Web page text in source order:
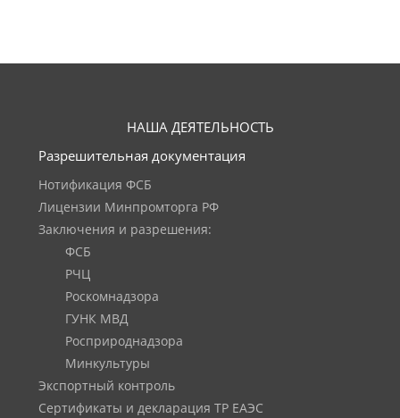
НАША ДЕЯТЕЛЬНОСТЬ
Разрешительная документация
Нотификация ФСБ
Лицензии Минпромторга РФ
Заключения и разрешения:
ФСБ
РЧЦ
Роскомнадзора
ГУНК МВД
Росприроднадзора
Минкультуры
Экспортный контроль
Сертификаты и декларация ТР ЕАЭС